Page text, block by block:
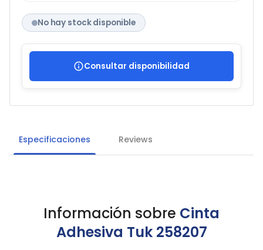
No hay stock disponible
Consultar disponibilidad
Especificaciones Reviews
Información sobre Cinta
Adhesiva Tuk 258207